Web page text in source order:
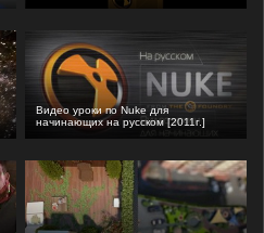
Видео уроки по Nuke для
начинающих на русском [2011г.]